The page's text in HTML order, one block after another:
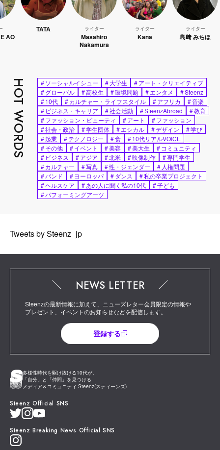
TATA ライター
Masahiro
Nakamura
ライター
Kana
ライター
島﨑 みちほ
HOT WORDS #ソーシャルイシュー #大学生 #アート・クリエイティブ
#グローバル #高校生 #環境問題 #エンタメ #Steenz
#10代 #カルチャー・ライフスタイル #アフリカ #音楽
# ビジネス・キャリア #社会活動 #SteenzAbroad #教育
#ファッション・ビューティ #アート #ファッション
#社会・政治 #学生団体 #エシカル #デザイン #学び
#起業 #テクノロジー #食 #10代リアルVOICE
#その他 #イベント #美容 #美大生 # コミュニティ
# ビジネス #アジア #北米 #映像制作 #専門学生
#カルチャー #写真 #性・ジェンダー # 人権問題
#バンド #ヨーロッパ #ダンス #私の卒業プロジェクト
#ヘルスケア #あの人に聞く私の10代 #子ども
#パフォーミングアーツ
Tweets by Steenz_jp
多様性時代を駆け抜ける10代が、
「自分」と「仲間」を見つける
メディア＆コミュニティ Steenz(スティーンズ)
Steenz Official SNS
Steenz Breaking News Official SNS
NEWS LETTER
Steenzの最新情報に加えて、ニューズレター会員限定の情報や
プレゼント、イベントのお知らせなどを配信します。
登録する